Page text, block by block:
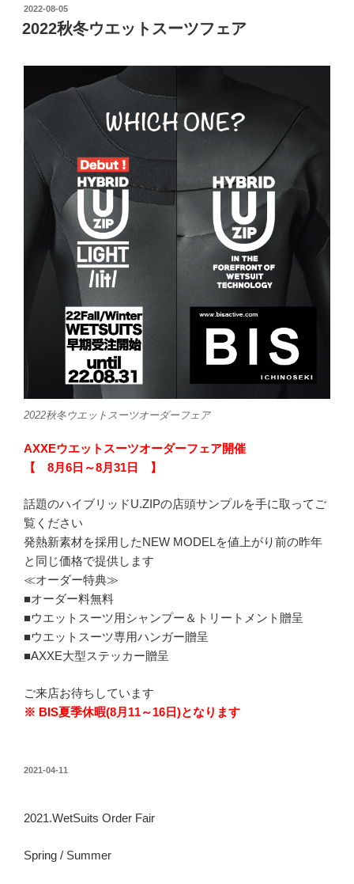
投
稿
日:
2022-08-05
2022秋冬ウエットスーツフェア
2022秋冬ウエットスーツオーダーフェア
AXXEウエットスーツオーダーフェア開催
【 8月6日～8月31日 】
話題のハイブリッドU.ZIPの店頭サンプルを手に取ってご
覧ください
発熱新素材を採用したNEW MODELを値上がり前の昨年
と同じ価格で提供します
≪オーダー特典≫
■オーダー料無料
■ウエットスーツ用シャンプー＆トリートメント贈呈
■ウエットスーツ専用ハンガー贈呈
■AXXE大型ステッカー贈呈
ご来店お待ちしています
※ BIS夏季休暇(8月11～16日)となります
投
2021-04-11
2021.WetSuits Order Fair
Spring / Summer